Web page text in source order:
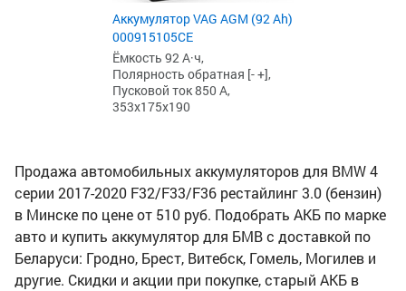
Аккумулятор VAG AGM (92 Ah)
000915105CE
Ёмкость 92 А·ч,
Полярность обратная [- +],
Пусковой ток 850 А,
353x175x190
Продажа автомобильных аккумуляторов для BMW 4
серии 2017-2020 F32/F33/F36 рестайлинг 3.0 (бензин)
в Минске по цене от 510 руб. Подобрать АКБ по марке
авто и купить аккумулятор для БМВ с доставкой по
Беларуси: Гродно, Брест, Витебск, Гомель, Могилев и
другие. Скидки и акции при покупке, старый АКБ в